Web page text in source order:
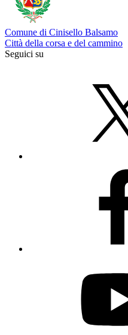
Comune di Cinisello Balsamo
Città della corsa e del cammino
Seguici su